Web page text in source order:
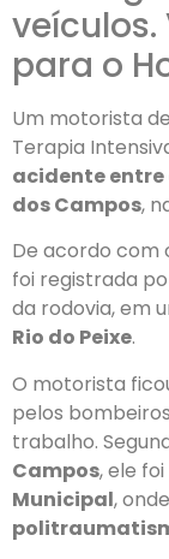
para o
Um motorista de
Terapia
acidente
dos Campos,
De acordo com
foi registrada
da rodovia, em
Rio do Peixe.
O motorista
pelos
trabalho.
Campos, ele
Municipal,